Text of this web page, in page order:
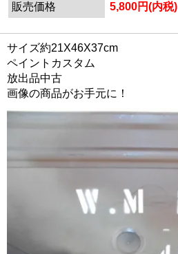
販売価格
5,800円(内税)
サイズ約21X46X37cm
ペイントカスタム
放出品中古
画像の商品がお手元に！